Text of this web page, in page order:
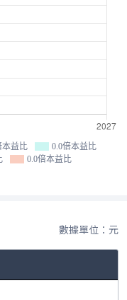
本益比
0.0倍本益比
0.0倍本益比
數據單位：元